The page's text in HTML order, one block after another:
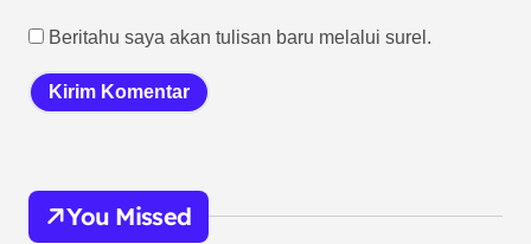
Beritahu saya akan tulisan baru melalui surel.
You Missed